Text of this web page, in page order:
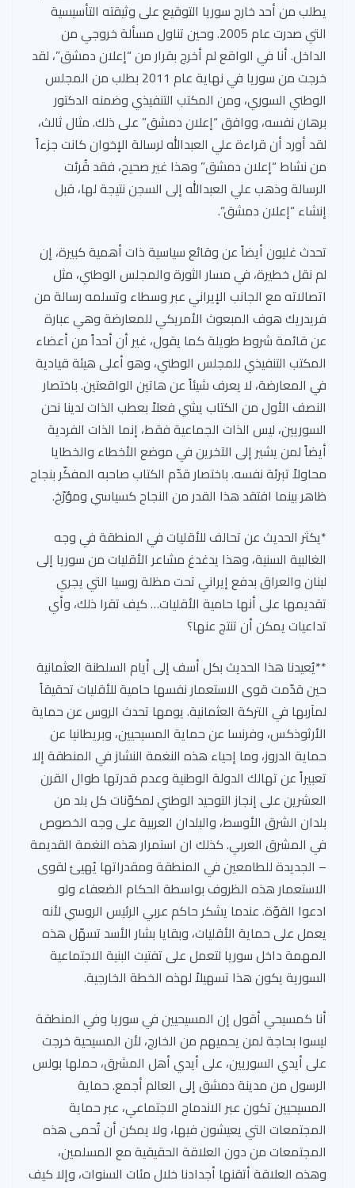
يطلب من أحد خارج سوريا التوقيع على وثيقته التأسيسية
التي صدرت عام 2005. وحين تناول مسألة خروجي من
الداخل. أنا في الواقع لم أخرج بقرار من “إعلان دمشق”، لقد
خرجت من سوريا في نهاية عام 2011 بطلب من المجلس
الوطني السوري، ومن المكتب التنفيذي وضمنه الدكتور
برهان نفسه، ووافق “إعلان دمشق” على ذلك. مثال ثالث،
لقد أورد أن قراءة علي العبدالله لرسالة الإخوان كانت جزءاً
من نشاط “إعلان دمشق” وهذا غير صحيح، فقد قُرئت
الرسالة وذهب علي العبدالله إلى السجن نتيجة لها، قبل
إنشاء “إعلان دمشق”.
تحدث غليون أيضاً عن وقائع سياسية ذات أهمية كبيرة، إن
لم نقل خطيرة، في مسار الثورة والمجلس الوطني، مثل
اتصالاته مع الجانب الإيراني عبر وسطاء وتسلمه رسالة من
فريدريك هوف المبعوث الأمريكي للمعارضة وهي عبارة
عن قائمة شروط طويلة كما يقول، غير أن أحداً من أعضاء
المكتب التنفيذي للمجلس الوطني، وهو أعلى هيئة قيادية
في المعارضة، لا يعرف شيئاً عن هاتين الواقعتين. باختصار
النصف الأول من الكتاب يشي فعلاً بعطب الذات لدينا نحن
السوريين، ليس الذات الجماعية فقط، إنما الذات الفردية
أيضاً لمن يشير إلى الآخرين في موضع الأخطاء والخطايا
محاولاً تبرئة نفسه. باختصار قدّم الكتاب صاحبه المفكّر بنجاح
ظاهر بينما افتقد هذا القدر من النجاح كسياسي ومؤرّخ.
*يكثر الحديث عن تحالف للأقليات في المنطقة في وجه
الغالبية السنية، وهذا يدغدغ مشاعر الأقليات من سوريا إلى
لبنان والعراق بدفع إيراني تحت مظلة روسيا التي يجري
تقديمها على أنها حامية الأقليات… كيف تقرا ذلك، وأي
تداعيات يمكن أن تنتج عنها؟
**يُعيدنا هذا الحديث بكل أسف إلى أيام السلطنة العثمانية
حين قدّمت قوى الاستعمار نفسها حامية للأقليات تحقيقاً
لمآربها في التركة العثمانية. يومها تحدث الروس عن حماية
الأرثوذكس، وفرنسا عن حماية المسيحيين، وبريطانيا عن
حماية الدروز، وما إحياء هذه النغمة النشاز في المنطقة إلا
تعبيراً عن تهالك الدولة الوطنية وعدم قدرتها طوال القرن
العشرين على إنجاز التوحيد الوطني لمكوّنات كل بلد من
بلدان الشرق الأوسط، والبلدان العربية على وجه الخصوص
في المشرق العربي. كذلك ان استمرار هذه النغمة القديمة
– الجديدة للطامعين في المنطقة ومقدراتها يُهيئ لقوى
الاستعمار هذه الظروف بواسطة الحكام الضعفاء ولو
ادعوا القوّة. عندما يشكر حاكم عربي الرئيس الروسي لأنه
يعمل على حماية الأقليات، وبقايا بشار الأسد تسهّل هذه
المهمة داخل سوريا لتعمل على تفتيت البنية الاجتماعية
السورية يكون هذا تسهيلاً لهذه الخطة الخارجية.
أنا كمسيحي أقول إن المسيحيين في سوريا وفي المنطقة
ليسوا بحاجة لمن يحميهم من الخارج، لأن المسيحية خرجت
على أيدي السوريين، على أيدي أهل المشرق، حملها بولس
الرسول من مدينة دمشق إلى العالم أجمع. حماية
المسيحيين تكون عبر الاندماج الاجتماعي، عبر حماية
المجتمعات التي يعيشون فيها، ولا يمكن أن تُحمى هذه
المجتمعات من دون العلاقة الحقيقية مع المسلمين،
وهذه العلاقة أتقنها أجدادنا خلال مئات السنوات، وإلا كيف